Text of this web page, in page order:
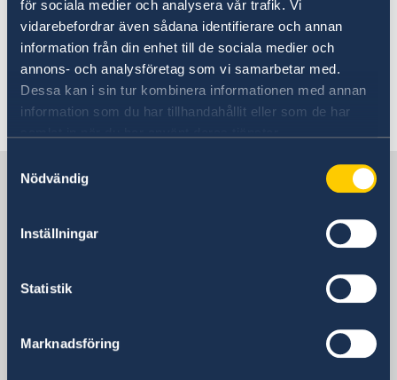
för sociala medier och analysera vår trafik. Vi
vidarebefordrar även sådana identifierare och annan
information från din enhet till de sociala medier och
annons- och analysföretag som vi samarbetar med.
Dessa kan i sin tur kombinera informationen med annan
information som du har tillhandahållit eller som de har
Nödvändig
Inställningar
Statistik
Marknadsföring
Visiting Sweden
Studying in Sweden
Working in Sweden
Moving to someone in Sweden
GDPR request
Business and trade with Sweden
Going to Sweden
Here you find information about
visiting, moving, studying, and
working in Sweden.
Sweden in Papua New Guinea
Sweden's mission abroad
Swedish consulates